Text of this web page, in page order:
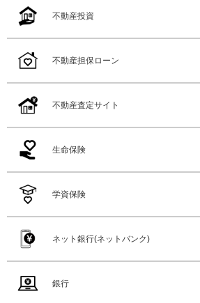
不動産投資
不動産担保ローン
不動産査定サイト
生命保険
学資保険
ネット銀行(ネットバンク)
銀行